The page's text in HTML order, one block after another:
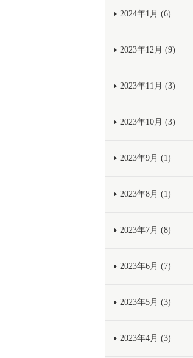
2024年1月 (6)
2023年12月 (9)
2023年11月 (3)
2023年10月 (3)
2023年9月 (1)
2023年8月 (1)
2023年7月 (8)
2023年6月 (7)
2023年5月 (3)
2023年4月 (3)